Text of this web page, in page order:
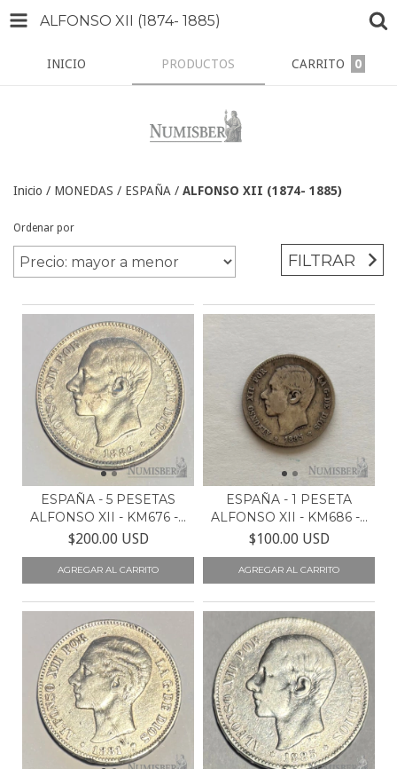
ALFONSO XII (1874- 1885)
INICIO PRODUCTOS CARRITO 0
Inicio / MONEDAS / ESPAÑA / ALFONSO XII (1874- 1885)
Ordenar por
FILTRAR
ESPAÑA - 5 PESETAS
ALFONSO XII - KM676 -...
$200.00 USD
ESPAÑA - 1 PESETA
ALFONSO XII - KM686 -...
$100.00 USD